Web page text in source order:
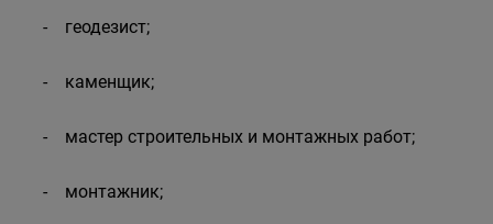
- геодезист;
- каменщик;
- мастер строительных и монтажных работ;
- монтажник;